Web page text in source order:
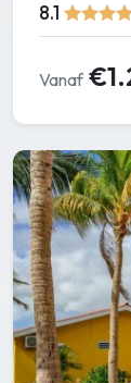
8.1
Vanaf